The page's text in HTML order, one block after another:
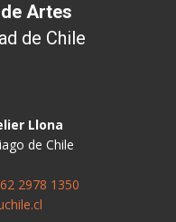
Artes
de Chile
Llona
de Chile
2978 1350